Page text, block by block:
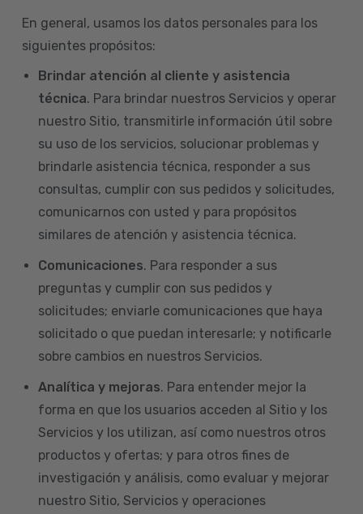
En general, usamos los datos personales para los
siguientes propósitos:
Brindar atención al cliente y asistencia
técnica. Para brindar nuestros Servicios y operar
nuestro Sitio, transmitirle información útil sobre
su uso de los servicios, solucionar problemas y
brindarle asistencia técnica, responder a sus
consultas, cumplir con sus pedidos y solicitudes,
comunicarnos con usted y para propósitos
similares de atención y asistencia técnica.
Comunicaciones. Para responder a sus
preguntas y cumplir con sus pedidos y
solicitudes; enviarle comunicaciones que haya
solicitado o que puedan interesarle; y notificarle
sobre cambios en nuestros Servicios.
Analítica y mejoras. Para entender mejor la
forma en que los usuarios acceden al Sitio y los
Servicios y los utilizan, así como nuestros otros
productos y ofertas; y para otros fines de
investigación y análisis, como evaluar y mejorar
nuestro Sitio, Servicios y operaciones